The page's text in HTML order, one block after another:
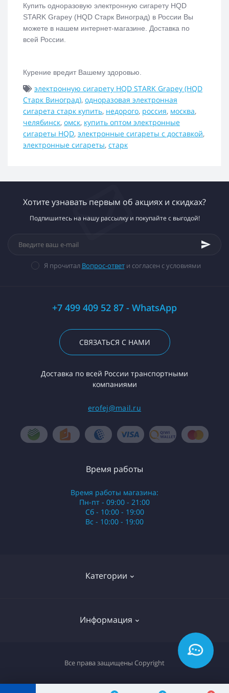
Купить одноразовую электронную сигарету HQD
STARK Grapey (HQD Старк Виноград) в России Вы
можете в нашем интернет-магазине. Доставка по
всей России.
Курение вредит Вашему здоровью.
электронную сигарету HQD STARK Grapey (HQD
Старк Виноград), одноразовая электронная
сигарета старк купить, недорого, россия, москва,
челябинск, омск, купить оптом электронные
сигареты HQD, электронные сигареты с доставкой,
электронные сигареты, старк
Хотите узнавать первым об акциях и скидках?
Подпишитесь на нашу рассылку и покупайте с выгодой!
Я прочитал Вопрос-ответи согласен с условиями
+7 499 409 52 87 - WhatsApp
СВЯЗАТЬСЯ С НАМИ
Доставка по всей России транспортными
компаниями
erofej@mail.ru
Категории
Российские сигареты
Информация
Время работы
Время работы магазина:
Пн-пт - 09:00 - 21:00
Сб - 10:00 - 19:00
Вс - 10:00 - 19:00
Все права защищены Copyright